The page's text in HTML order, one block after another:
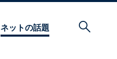
ネットの話題